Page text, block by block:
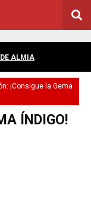
ALMIA
¡Consigue la Gema
ÍNDIGO!